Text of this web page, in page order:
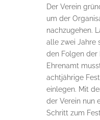
Der Verein
um der
nachzugehen.
alle zwei Jahre
den Folgen der
Ehrenamt
achtjährige
einlegen. Mit
der Verein nun
Schritt zum